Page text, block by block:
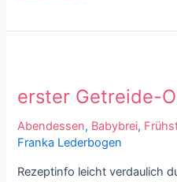
erster Getreide-
Abendessen, Babybrei,
Franka Lederbogen
Rezeptinfo leicht verdaulich
Obst-